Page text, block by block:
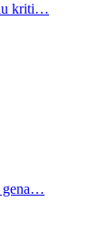
kriti…
gena…